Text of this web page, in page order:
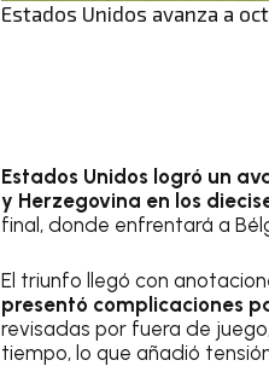
Estados Unidos avanza a
Estados Unidos logró un
y Herzegovina en los
final, donde enfrentará a
El triunfo llegó con
presentó complicaciones
revisadas por fuera de
tiempo, lo que añadió